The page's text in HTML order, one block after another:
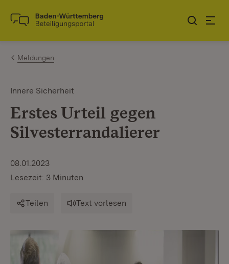
Zum Inhalt springen
Link zur Startseite
Meldungen
Innere Sicherheit
Erstes Urteil gegen
Silvesterrandalierer
08.01.2023
Lesezeit: 3 Minuten
Teilen Text vorlesen